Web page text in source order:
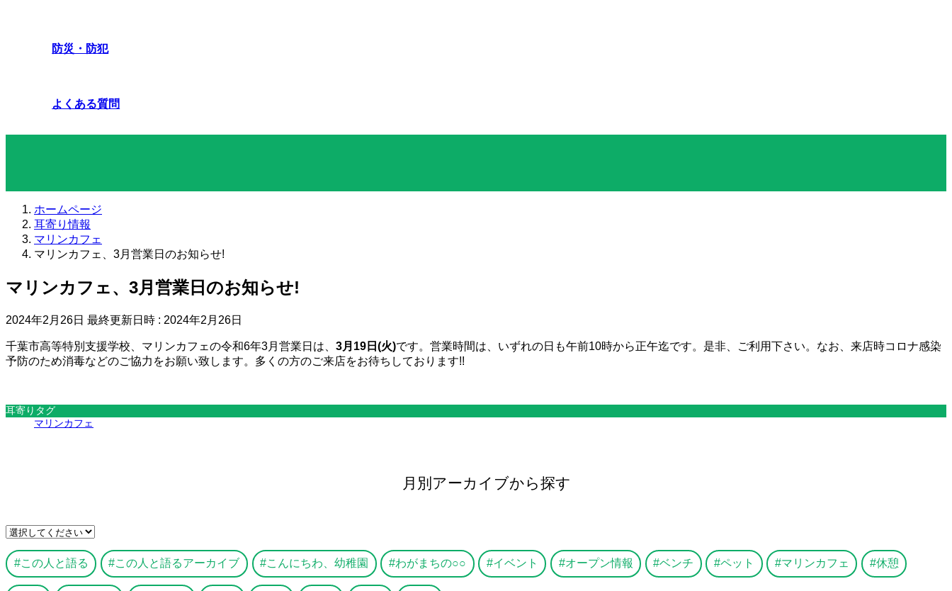
防災・防犯
よくある質問
ホームページ
耳寄り情報
マリンカフェ
マリンカフェ、3月営業日のお知らせ!
マリンカフェ、3月営業日のお知らせ!
2024年2月26日 最終更新日時 : 2024年2月26日
千葉市高等特別支援学校、マリンカフェの令和6年3月営業日は、 3月19日(火)です。営業時間は、いずれの日も午前10時から正午迄です。是非、ご利用下さい。なお、来店時コロナ感染
予防のため消毒などのご協力をお願い致します。多くの方のご来店をお待ちしております!!
耳寄りタグ
マリンカフェ
月別アーカイブから探す
この人と語る この人と語るアーカイブ こんにちわ、幼稚園 わがまちの○○ イベント オープン情報 ベンチ ペット マリンカフェ 休憩